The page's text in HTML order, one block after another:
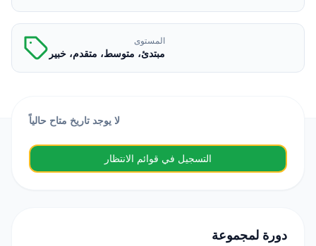
المستوى
مبتدئ، متوسط، متقدم، خبير
لا يوجد تاريخ متاح حالياً
التسجيل في قوائم الانتظار
دورة لمجموعة